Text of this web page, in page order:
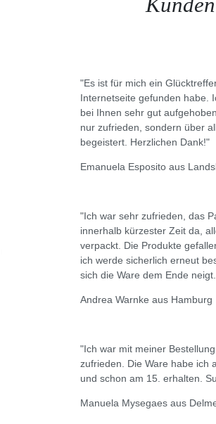
"Es ist für mich ein
Internetseite gefunden habe.
bei Ihnen sehr gut
nur zufrieden, sondern über
begeistert. Herzlichen Dank!"
Emanuela Esposito aus
"Ich war sehr zufrieden, das
innerhalb kürzester Zeit da,
verpackt. Die Produkte
ich werde sicherlich erneut
sich die Ware dem Ende
Andrea Warnke aus Hamburg
"Ich war mit meiner
zufrieden. Die Ware habe ich
und schon am 15. erhalten.
Manuela Mysegaes aus